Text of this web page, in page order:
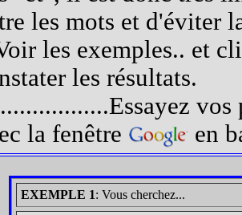
les mots et d'éviter
les exemples.. et
les résultats.
vos
la fenêtre
en
EXEMPLE 1: Vous cherchez...